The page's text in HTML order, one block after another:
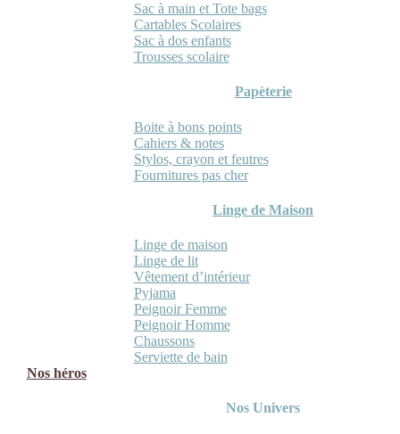
Sac à main et Tote bags
Cartables Scolaires
Sac à dos enfants
Trousses scolaire
Papèterie
Boite à bons points
Cahiers & notes
Stylos, crayon et feutres
Fournitures pas cher
Linge de Maison
Linge de maison
Linge de lit
Vêtement d’intérieur
Pyjama
Peignoir Femme
Peignoir Homme
Chaussons
Serviette de bain
Nos héros
Nos Univers